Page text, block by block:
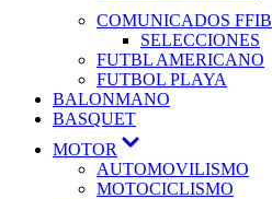
COMUNICADOS FFIB
SELECCIONES
FUTBL AMERICANO
FUTBOL PLAYA
BALONMANO
BASQUET
MOTOR
submenú
AUTOMOVILISMO
MOTOCICLISMO